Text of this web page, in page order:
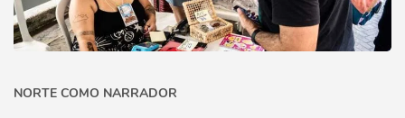
NORTE COMO NARRADOR